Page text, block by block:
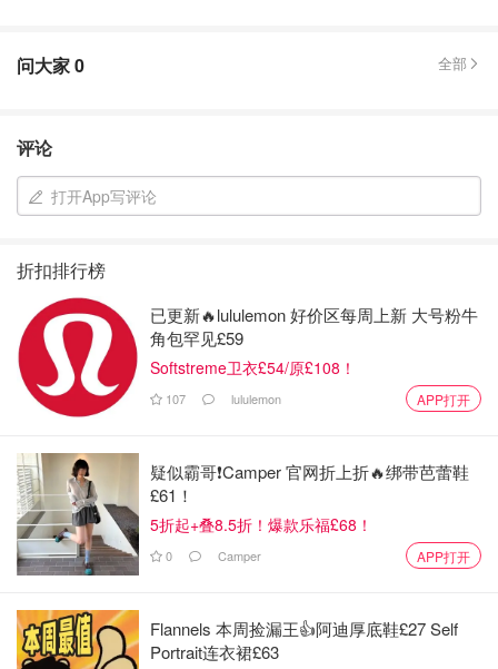
问大家0 全部
评论
打开App写评论
折扣排行榜
已更新🔥lululemon 好价区每周上新 大号粉牛
角包罕见£59
Softstreme卫衣£54/原£108！
107 lululemon APP打开
疑似霸哥❗️Camper 官网折上折🔥绑带芭蕾鞋
£61！
5折起+叠8.5折！爆款乐福£68！
0 Camper APP打开
Flannels 本周捡漏王👍阿迪厚底鞋£27 Self
Portrait连衣裙£63